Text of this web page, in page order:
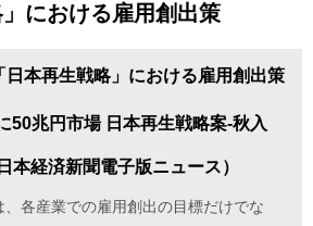
」における雇用創出策
日本再生戦略」における雇用創出策
50兆円市場 日本再生戦略案-秋入
本経済新聞電子版ニュース）
、各産業での雇用創出の目標だけでな